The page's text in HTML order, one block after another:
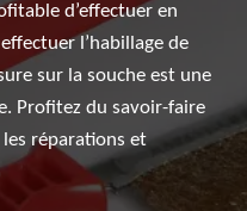
d’effectuer en
l’habillage de
sur la souche est une
Profitez du savoir-faire
réparations et